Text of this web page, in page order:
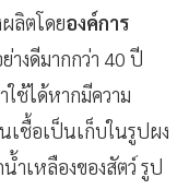
ลิตโดยองค์การ
างดีมากกว่า 40 ปี
ช้ได้หากมีความ
ชื้อเป็นเก็บในรูปผง
ำเหลืองของสัตว์ รูป